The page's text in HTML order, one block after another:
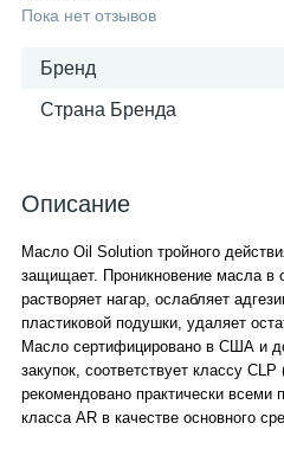
Пока нет отзывов
Бренд
Страна Бренда
Описание
Масло Oil Solution тройного
защищает. Проникновение масла в
растворяет нагар, ослабляет
пластиковой подушки, удаляет
Масло сертифицировано в США и
закупок, соответствует классу
рекомендовано практически всеми
класса AR в качестве основного